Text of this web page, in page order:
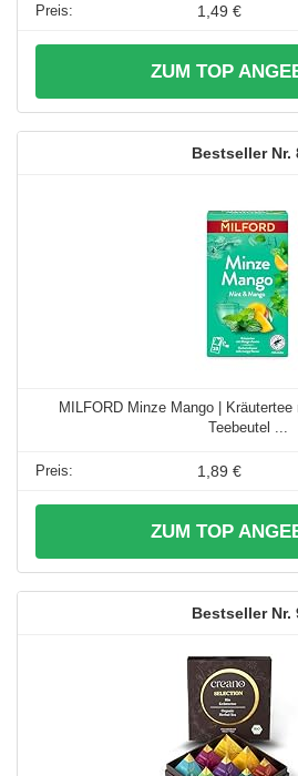
1,49 €
ZUM TOP
MILFORD Minze Mango |
Teebeutel ...
1,89 €
ZUM TOP